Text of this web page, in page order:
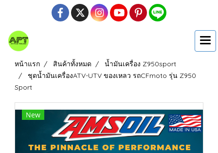
หน้าแรก สินค้าทั้งหมด
น้ำมันเครื่อง Z950sport
ชุดน้ำมันเครื่องATV-UTV ของเหลว รถCFmoto รุ่น Z950
Sport
New